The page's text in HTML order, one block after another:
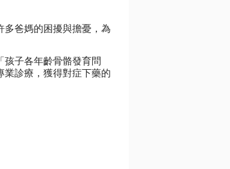
多爸媽的困擾與擔憂，為
孩子各年齡骨骼發育問
業診療，獲得對症下藥的